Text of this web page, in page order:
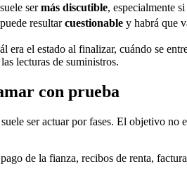
sermás discutible, especialmente
resultarcuestionable y habrá que
era el estado al finalizar, cuándo se
lecturas de suministros.
con prueba
ser actuar por fases. El objetivo no
de la fianza, recibos de renta,